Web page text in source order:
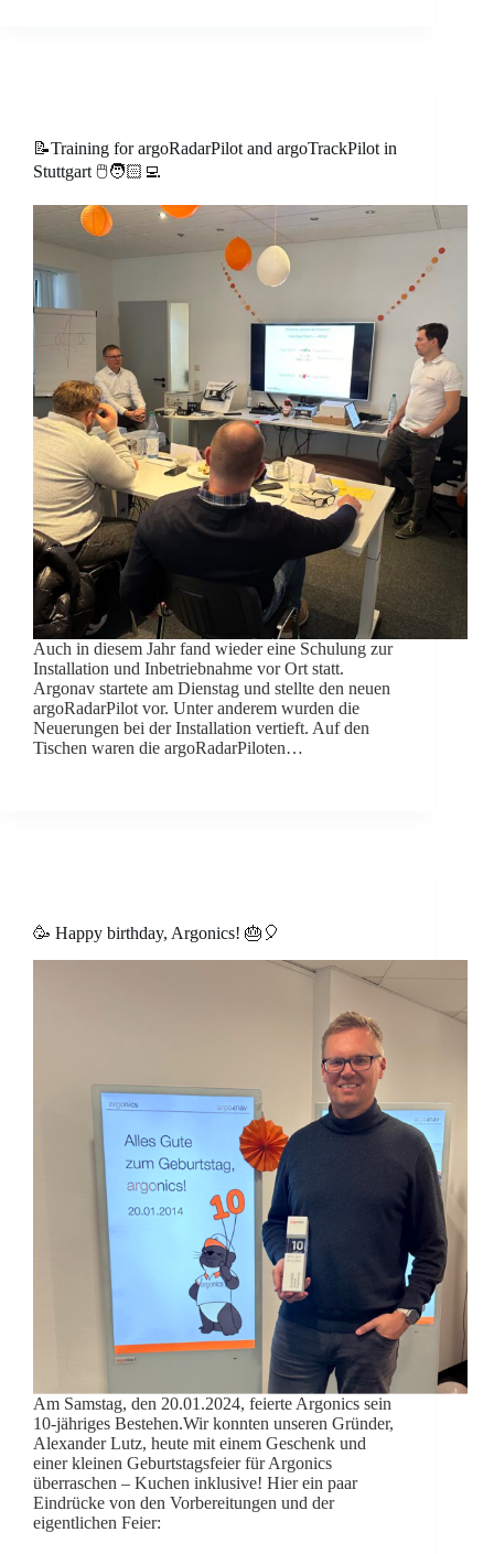
📝Training for argoRadarPilot and argoTrackPilot in
Stuttgart 🖱️🧑🏻‍💻
Auch in diesem Jahr fand wieder eine Schulung zur
Installation und Inbetriebnahme vor Ort statt.
Argonav startete am Dienstag und stellte den neuen
argoRadarPilot vor. Unter anderem wurden die
Neuerungen bei der Installation vertieft. Auf den
Tischen waren die argoRadarPiloten…
🥳 Happy birthday, Argonics! 🎂🎈
Am Samstag, den 20.01.2024, feierte Argonics sein
10-jähriges Bestehen.Wir konnten unseren Gründer,
Alexander Lutz, heute mit einem Geschenk und
einer kleinen Geburtstagsfeier für Argonics
überraschen – Kuchen inklusive! Hier ein paar
Eindrücke von den Vorbereitungen und der
eigentlichen Feier: